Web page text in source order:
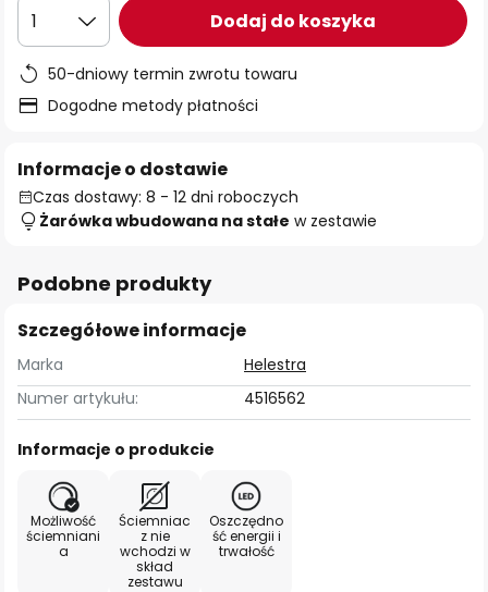
1 Dodaj do koszyka
50-dniowy termin zwrotu towaru
Dogodne metody płatności
Informacje o dostawie
Czas dostawy: 8 - 12 dni roboczych
Żarówka wbudowana na stałe w zestawie
Podobne produkty
Szczegółowe informacje
Marka
Helestra
Numer artykułu:
4516562
Informacje o produkcie
Możliwość
ściemniani
a
Ściemniac
z nie
wchodzi w
skład
zestawu
Oszczędno
ść energii i
trwałość